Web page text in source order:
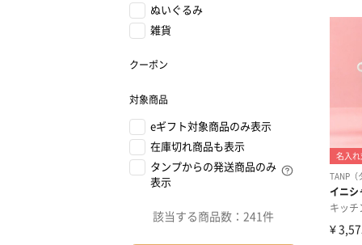
ぬいぐるみ
雑貨
クーポン
対象商品
eギフト対象商品のみ表示
在庫切れ商品も表示
タンプからの発送商品のみ
表示
該当する商品数： 241件